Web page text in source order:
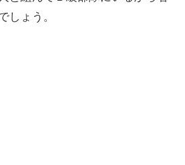
しょう。